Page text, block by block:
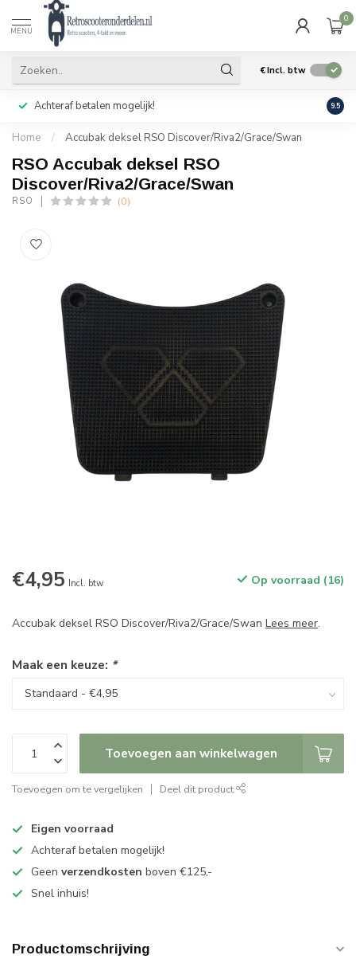
MENU
0
€Incl. btw
Achteraf betalen mogelijk! Geen
9.5
Home / Accubak deksel RSO Discover/Riva2/Grace/Swan
RSO Accubak deksel RSO
Discover/Riva2/Grace/Swan
RSO (0)
€4,95 Incl. btw Op voorraad (16)
Accubak deksel RSO Discover/Riva2/Grace/Swan Lees meer.
Maak een keuze: *
Toevoegen aan winkelwagen
Toevoegen om te vergelijken Deel dit product
Eigen voorraad
Achteraf betalen mogelijk!
Geen verzendkosten boven €125,-
Snel inhuis!
Productomschrijving